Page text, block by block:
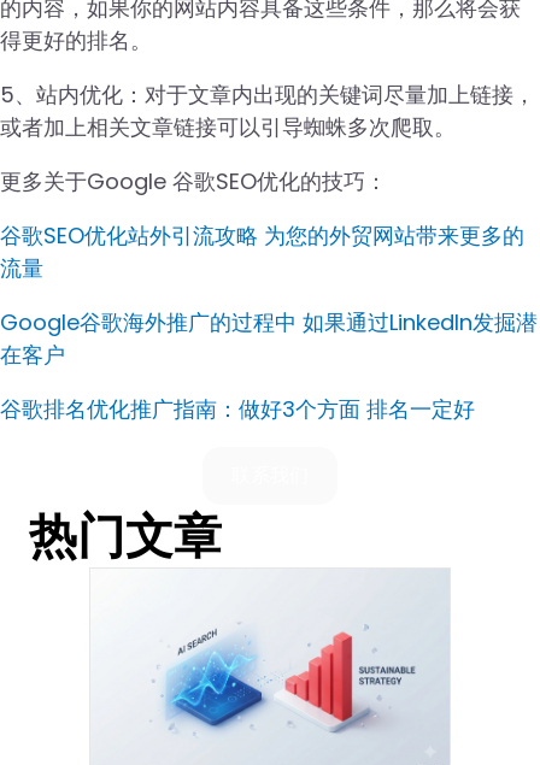
的内容，如果你的网站内容具备这些条件，那么将会获
得更好的排名。
5、站内优化：对于文章内出现的关键词尽量加上链接，
或者加上相关文章链接可以引导蜘蛛多次爬取。
更多关于Google 谷歌SEO优化的技巧：
谷歌SEO优化站外引流攻略 为您的外贸网站带来更多的
流量
Google谷歌海外推广的过程中 如果通过LinkedIn发掘潜
在客户
谷歌排名优化推广指南：做好3个方面 排名一定好
热门文章